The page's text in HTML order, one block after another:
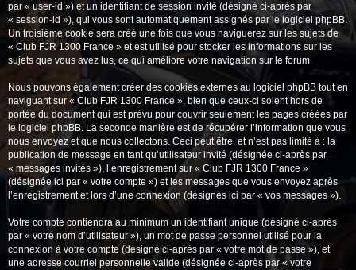
par « user-id ») et un identifiant de session invité (désigné ci-après par
« session-id »), qui vous sont automatiquement assignés par le logiciel phpBB.
Un troisième cookie sera créé une fois que vous naviguerez sur les sujets de
« Club FJR 1300 France » et est utilisé pour stocker les informations sur les
sujets que vous avez lus, ce qui améliore votre navigation sur le forum.
Nous pouvons également créer des cookies externes au logiciel phpBB tout en
naviguant sur « Club FJR 1300 France », bien que ceux-ci soient hors de
portée du document qui est prévu pour couvrir seulement les pages créées par
le logiciel phpBB. La seconde manière est de récupérer l’information que vous
nous envoyez et que nous collectons. Ceci peut être, et n’est pas limité à : la
publication de message en tant qu’utilisateur invité (désignée ci-après par
« messages invités »), l’enregistrement sur « Club FJR 1300 France »
(désignée ici par « votre compte ») et les messages que vous envoyez après
l’enregistrement et lors d’une connexion (désignés ici par « vos messages »).
Votre compte contiendra au minimum un identifiant unique (désigné ci-après
par « votre nom d’utilisateur »), un mot de passe personnel utilisé pour la
connexion à votre compte (désigné ci-après par « votre mot de passe »), et
une adresse courriel personnelle valide (désignée ci-après par « votre